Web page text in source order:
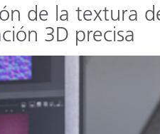
Fabricantes de
de la textura
3D precisa